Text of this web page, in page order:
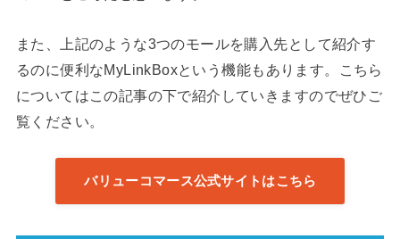
また、上記のような3つのモールを購入先として紹介す
るのに便利なMyLinkBoxという機能もあります。こちら
についてはこの記事の下で紹介していきますのでぜひご
覧ください。
バリューコマース公式サイトはこちら